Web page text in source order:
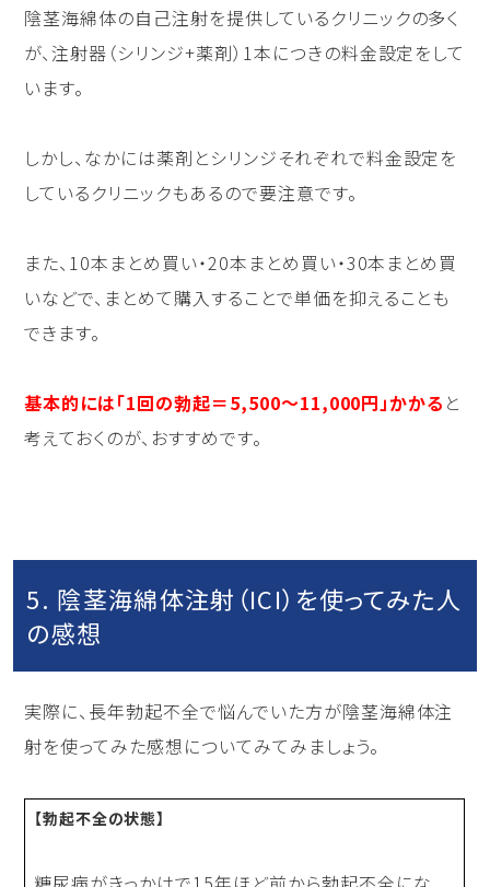
陰茎海綿体の自己注射を提供しているクリニックの多く
が、注射器（シリンジ+薬剤）1本につきの料金設定をして
います。
しかし、なかには薬剤とシリンジそれぞれで料金設定を
しているクリニックもあるので要注意です。
また、10本まとめ買い・20本まとめ買い・30本まとめ買
いなどで、まとめて購入することで単価を抑えることも
できます。
基本的には「1回の勃起＝5,500〜11,000円」かかる と
考えておくのが、おすすめです。
5. 陰茎海綿体注射（ICI）を使ってみた人
の感想
実際に、長年勃起不全で悩んでいた方が陰茎海綿体注
射を使ってみた感想についてみてみましょう。
【勃起不全の状態】